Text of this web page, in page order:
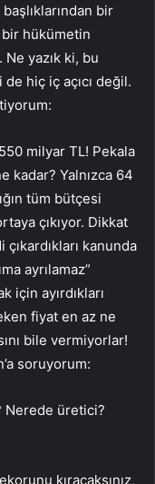
bir
hükümetin
Ne yazık ki, bu
hiç iç açıcı değil.
milyar TL! Pekala
kadar? Yalnızca 64
tüm bütçesi
çıkıyor. Dikkat
kanunda
ayrılamaz”
için ayırdıkları
fiyat en az ne
bile vermiyorlar!
soruyorum:
Nerede üretici?
kıracaksınız,